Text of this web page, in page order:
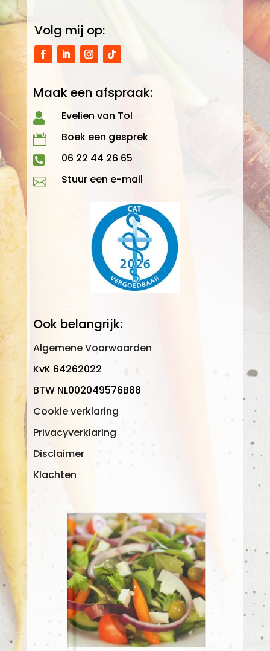
Volg mij op:
Maak een afspraak:
 Evelien van Tol
 Boek een gesprek
 06 22 44 26 65
 Stuur een e-mail
Ook belangrijk:
Algemene Voorwaarden
KvK 64262022
BTW NL002049576B88
Cookie verklaring
Privacyverklaring
Disclaimer
Klachten